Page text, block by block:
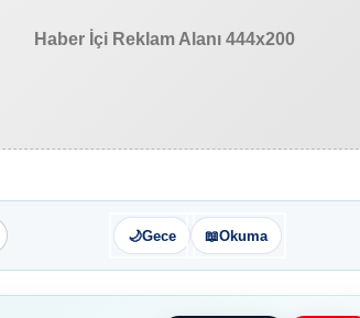
Haber İçi Reklam Alanı 444x200
🌙Gece 📖Okuma